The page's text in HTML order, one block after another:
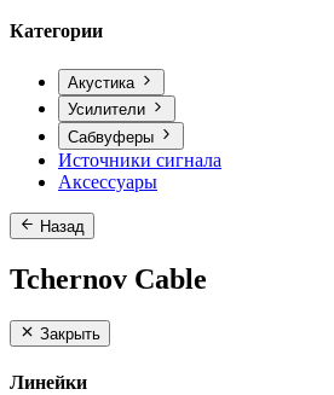
Категории
Акустика
Усилители
Сабвуферы
Источники сигнала
Аксессуары
Назад
Tchernov Cable
Закрыть
Линейки